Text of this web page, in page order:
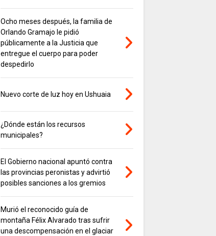
Ocho meses después, la familia de
Orlando Gramajo le pidió
públicamente a la Justicia que
entregue el cuerpo para poder
despedirlo
Nuevo corte de luz hoy en Ushuaia
¿Dónde están los recursos
municipales?
El Gobierno nacional apuntó contra
las provincias peronistas y advirtió
posibles sanciones a los gremios
Murió el reconocido guía de
montaña Félix Alvarado tras sufrir
una descompensación en el glaciar